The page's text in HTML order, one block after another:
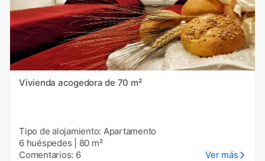
Vivienda acogedora de 70 m²
Tipo de alojamiento: Apartamento
6 huéspedes
80 m²
Comentarios: 6
Ver más